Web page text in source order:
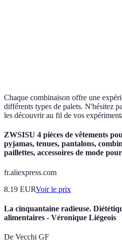
Chaque combinaison offre une
différents types de palets. N'hésitez
les découvrir au fil de vos
ZWSISU 4 pièces de vêtements
pyjamas, tenues, pantalons,
paillettes, accessoires de mode pour
fr.aliexpress.com
8.19 EURVoir le prix
La cinquantaine radieuse.
alimentaires - Véronique Liégeois
De Vecchi GF